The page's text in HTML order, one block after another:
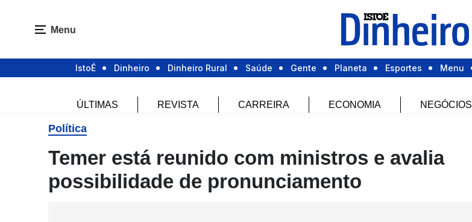
Menu
IstoÉ Dinheiro Dinheiro Rural Saúde Gente Planeta Esportes Menu
ÚLTIMAS REVISTA CARREIRA ECONOMIA NEGÓCIOS
Política
Temer está reunido com ministros e avalia
possibilidade de pronunciamento